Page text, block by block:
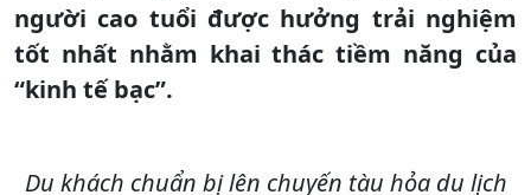
người cao tuổi được hưởng trải nghiệm
tốt nhất nhằm khai thác tiềm năng của
“kinh tế bạc”.
Du khách chuẩn bị lên chuyến tàu hỏa du lịch